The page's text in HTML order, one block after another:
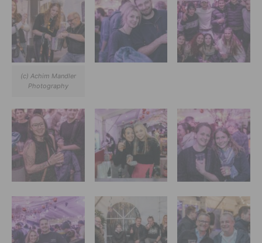
(c) Achim Mandler
Photography